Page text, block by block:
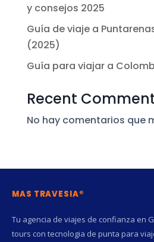
y consejos 2025
Guía de viaje a
(2025)
Guía para viajar a
Recent
No hay comentarios que
MAS TRAVESIA®
Tu agencia de viajes de confianza en
tours con tecnologia de punta para